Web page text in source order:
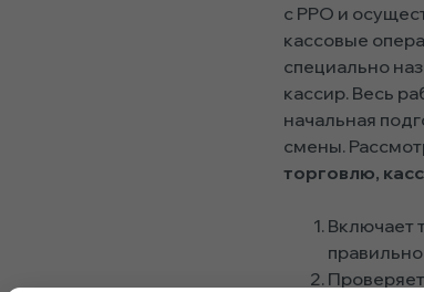
с РРО и
кассовые
специально
кассир. Весь
начальная
смены.
торговлю,
Включает